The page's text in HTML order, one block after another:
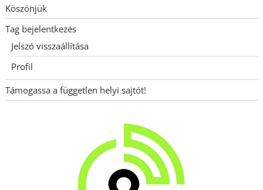
Köszönjük
Tag bejelentkezés
Jelszó visszaállítása
Profil
Támogassa a független helyi sajtót!